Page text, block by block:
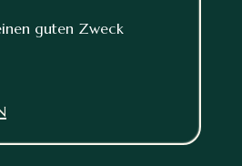
guten Zweck